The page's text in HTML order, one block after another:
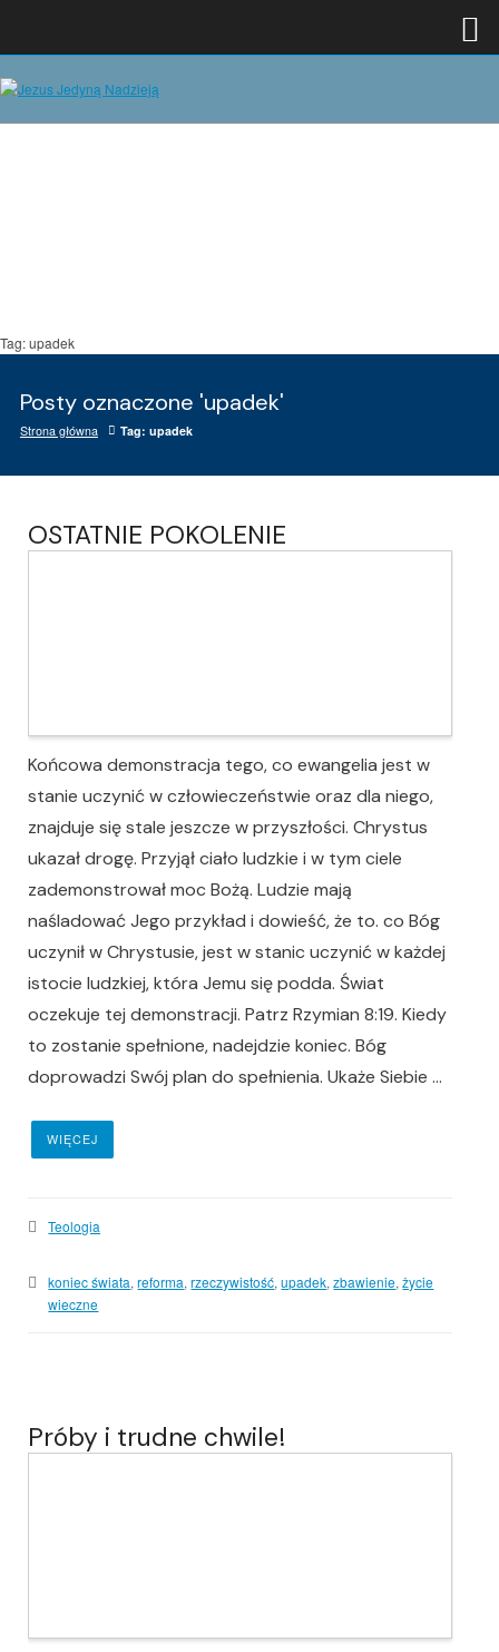
Tag: upadek
Posty oznaczone 'upadek'
Strona główna Tag: upadek
OSTATNIE POKOLENIE
Końcowa demonstracja tego, co ewangelia jest w
stanie uczynić w człowieczeństwie oraz dla niego,
znajduje się stale jeszcze w przyszłości. Chrystus
ukazał drogę. Przyjął ciało ludzkie i w tym ciele
zademonstrował moc Bożą. Ludzie mają
naśladować Jego przykład i dowieść, że to. co Bóg
uczynił w Chrystusie, jest w stanic uczynić w każdej
istocie ludzkiej, która Jemu się podda. Świat
oczekuje tej demonstracji. Patrz Rzymian 8:19. Kiedy
to zostanie spełnione, nadejdzie koniec. Bóg
doprowadzi Swój plan do spełnienia. Ukaże Siebie ...
WIĘCEJ
Teologia
koniec świata,reforma,rzeczywistość,upadek,zbawienie,życie
wieczne
Próby i trudne chwile!